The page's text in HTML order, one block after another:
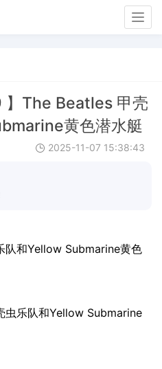
The Beatles 甲壳
黄色潜水艇
2025-11-07 15:38:43
队和Yellow Submarine黄色
虫乐队和Yellow Submarine